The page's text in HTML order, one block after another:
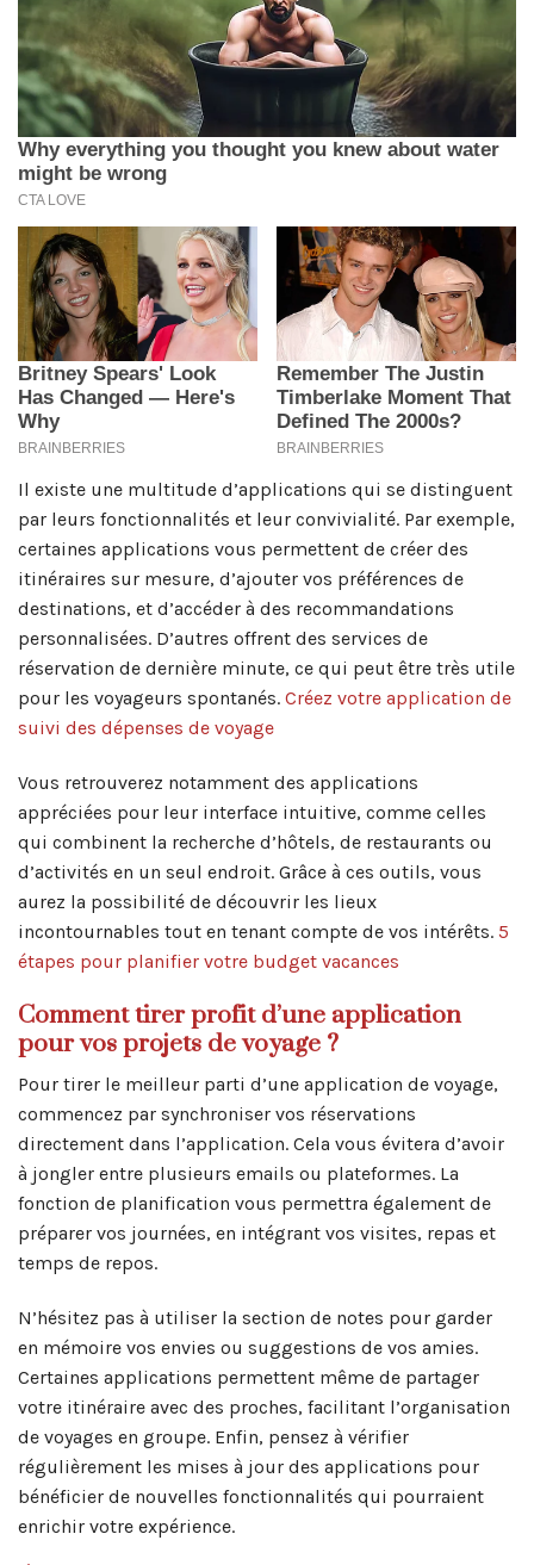
Il existe une multitude d’applications qui se distinguent
par leurs fonctionnalités et leur convivialité. Par exemple,
certaines applications vous permettent de créer des
itinéraires sur mesure, d’ajouter vos préférences de
destinations, et d’accéder à des recommandations
personnalisées. D’autres offrent des services de
réservation de dernière minute, ce qui peut être très utile
pour les voyageurs spontanés. Créez votre application de
suivi des dépenses de voyage
Vous retrouverez notamment des applications
appréciées pour leur interface intuitive, comme celles
qui combinent la recherche d’hôtels, de restaurants ou
d’activités en un seul endroit. Grâce à ces outils, vous
aurez la possibilité de découvrir les lieux
incontournables tout en tenant compte de vos intérêts. 5
étapes pour planifier votre budget vacances
Comment tirer profit d’une application
pour vos projets de voyage ?
Pour tirer le meilleur parti d’une application de voyage,
commencez par synchroniser vos réservations
directement dans l’application. Cela vous évitera d’avoir
à jongler entre plusieurs emails ou plateformes. La
fonction de planification vous permettra également de
préparer vos journées, en intégrant vos visites, repas et
temps de repos.
N’hésitez pas à utiliser la section de notes pour garder
en mémoire vos envies ou suggestions de vos amies.
Certaines applications permettent même de partager
votre itinéraire avec des proches, facilitant l’organisation
de voyages en groupe. Enfin, pensez à vérifier
régulièrement les mises à jour des applications pour
bénéficier de nouvelles fonctionnalités qui pourraient
enrichir votre expérience.